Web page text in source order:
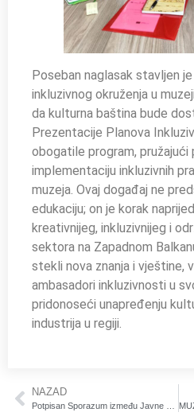
Poseban naglasak stavljen
inkluzivnog okruženja u
da kulturna baština bude
Prezentacije Planova
obogatile program,
implementaciju inkluzivnih
muzeja. Ovaj događaj ne
edukaciju; on je korak
kreativnijeg, inkluzivnijeg i
sektora na Zapadnom
stekli nova znanja i vještine,
ambasadori inkluzivnosti u
pridonoseći unapređenju
industrija u regiji.
NAZAD
Potpisan Sporazum između Javne Ustanove Gradski Muzeji Sarajevo i Muzeja i Galerija Podgorice